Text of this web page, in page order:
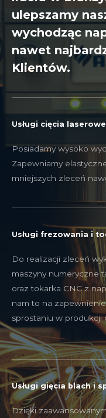
ulepszamy
wychodząc
nawet
Klientów.
Usługi cięcia
Posiadamy wysoko
Zapewniamy
mniejszych zleceń
Usługi frezowania i
Do realizacji zleceń
maszyny numeryczne
oraz tokarka CNC z
nam to na
sprostaniu w produkcji
Usługi gięcia blach i
Dzięki